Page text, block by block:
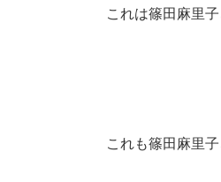
これは篠田麻里
これも篠田麻里